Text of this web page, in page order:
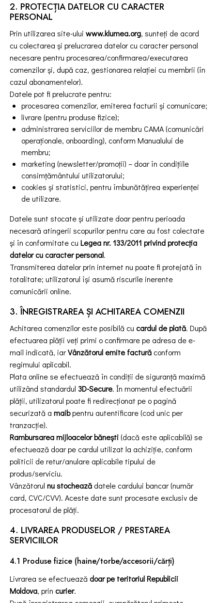
2. PROTECȚIA DATELOR CU CARACTER
PERSONAL
Prin utilizarea site-ului www.klumea.org, sunteți de acord
cu colectarea și prelucrarea datelor cu caracter personal
necesare pentru procesarea/confirmarea/executarea
comenzilor și, după caz, gestionarea relației cu membrii (în
cazul abonamentelor).
Datele pot fi prelucrate pentru:
procesarea comenzilor, emiterea facturii și comunicare;
livrare (pentru produse fizice);
administrarea serviciilor de membru CAMA (comunicări
operaționale, onboarding), conform Manualului de
membru;
marketing (newsletter/promoții) – doar în condițiile
consimțământului utilizatorului;
cookies și statistici, pentru îmbunătățirea experienței
de utilizare.
Datele sunt stocate și utilizate doar pentru perioada
necesară atingerii scopurilor pentru care au fost colectate
și în conformitate cu Legea nr. 133/2011 privind protecția
datelor cu caracter personal.
Transmiterea datelor prin internet nu poate fi protejată în
totalitate; utilizatorul își asumă riscurile inerente
comunicării online.
3. ÎNREGISTRAREA ȘI ACHITAREA COMENZII
Achitarea comenzilor este posibilă cu cardul de plată. După
efectuarea plății veți primi o confirmare pe adresa de e-
mail indicată, iarVânzătorul emite factură conform
regimului aplicabil.
Plata online se efectuează în condiții de siguranță maximă
utilizând standardul 3D-Secure. În momentul efectuării
plății, utilizatorul poate fi redirecționat pe o pagină
securizată a maibpentru autentificare (cod unic per
tranzacție).
Rambursarea mijloacelor bănești(dacă este aplicabilă) se
efectuează doar pe cardul utilizat la achiziție, conform
politicii de retur/anulare aplicabile tipului de
produs/serviciu.
Vânzătorul nu stochează datele cardului bancar (număr
card, CVC/CVV). Aceste date sunt procesate exclusiv de
procesatorul de plăți.
4. LIVRAREA PRODUSELOR / PRESTAREA
SERVICIILOR
4.1 Produse fizice (haine/torbe/accesorii/cărți)
Livrarea se efectuează doar pe teritoriul Republicii
Moldova, prin curier.